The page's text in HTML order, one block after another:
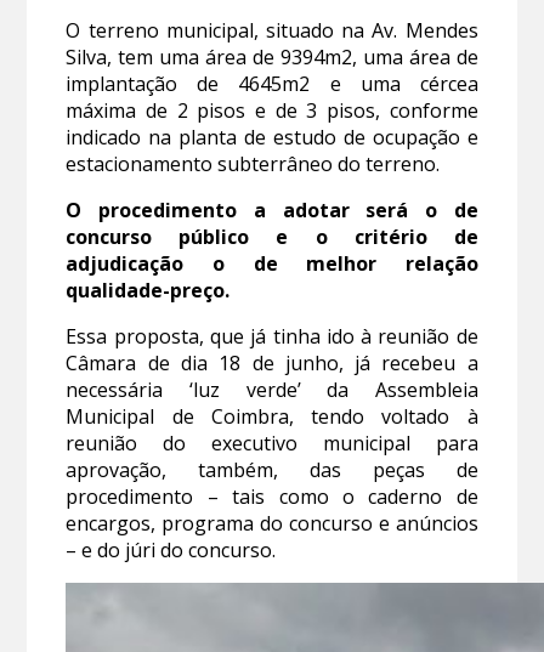
O terreno municipal, situado na Av. Mendes
Silva, tem uma área de 9394m2, uma área de
implantação de 4645m2 e uma cércea
máxima de 2 pisos e de 3 pisos, conforme
indicado na planta de estudo de ocupação e
estacionamento subterrâneo do terreno.
O procedimento a adotar será o de
concurso público e o critério de
adjudicação o de melhor relação
qualidade-preço.
Essa proposta, que já tinha ido à reunião de
Câmara de dia 18 de junho, já recebeu a
necessária ‘luz verde’ da Assembleia
Municipal de Coimbra, tendo voltado à
reunião do executivo municipal para
aprovação, também, das peças de
procedimento – tais como o caderno de
encargos, programa do concurso e anúncios
– e do júri do concurso.